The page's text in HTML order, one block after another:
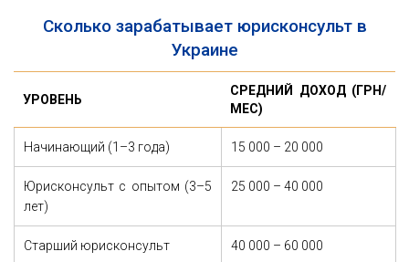
Сколько зарабатывает юрисконсульт в
Украине
УРОВЕНЬ
СРЕДНИЙ ДОХОД (ГРН/
МЕС)
Начинающий (1–3 года) 15 000 – 20 000
Юрисконсульт с опытом (3–5
лет)
25 000 – 40 000
Старший юрисконсульт 40 000 – 60 000